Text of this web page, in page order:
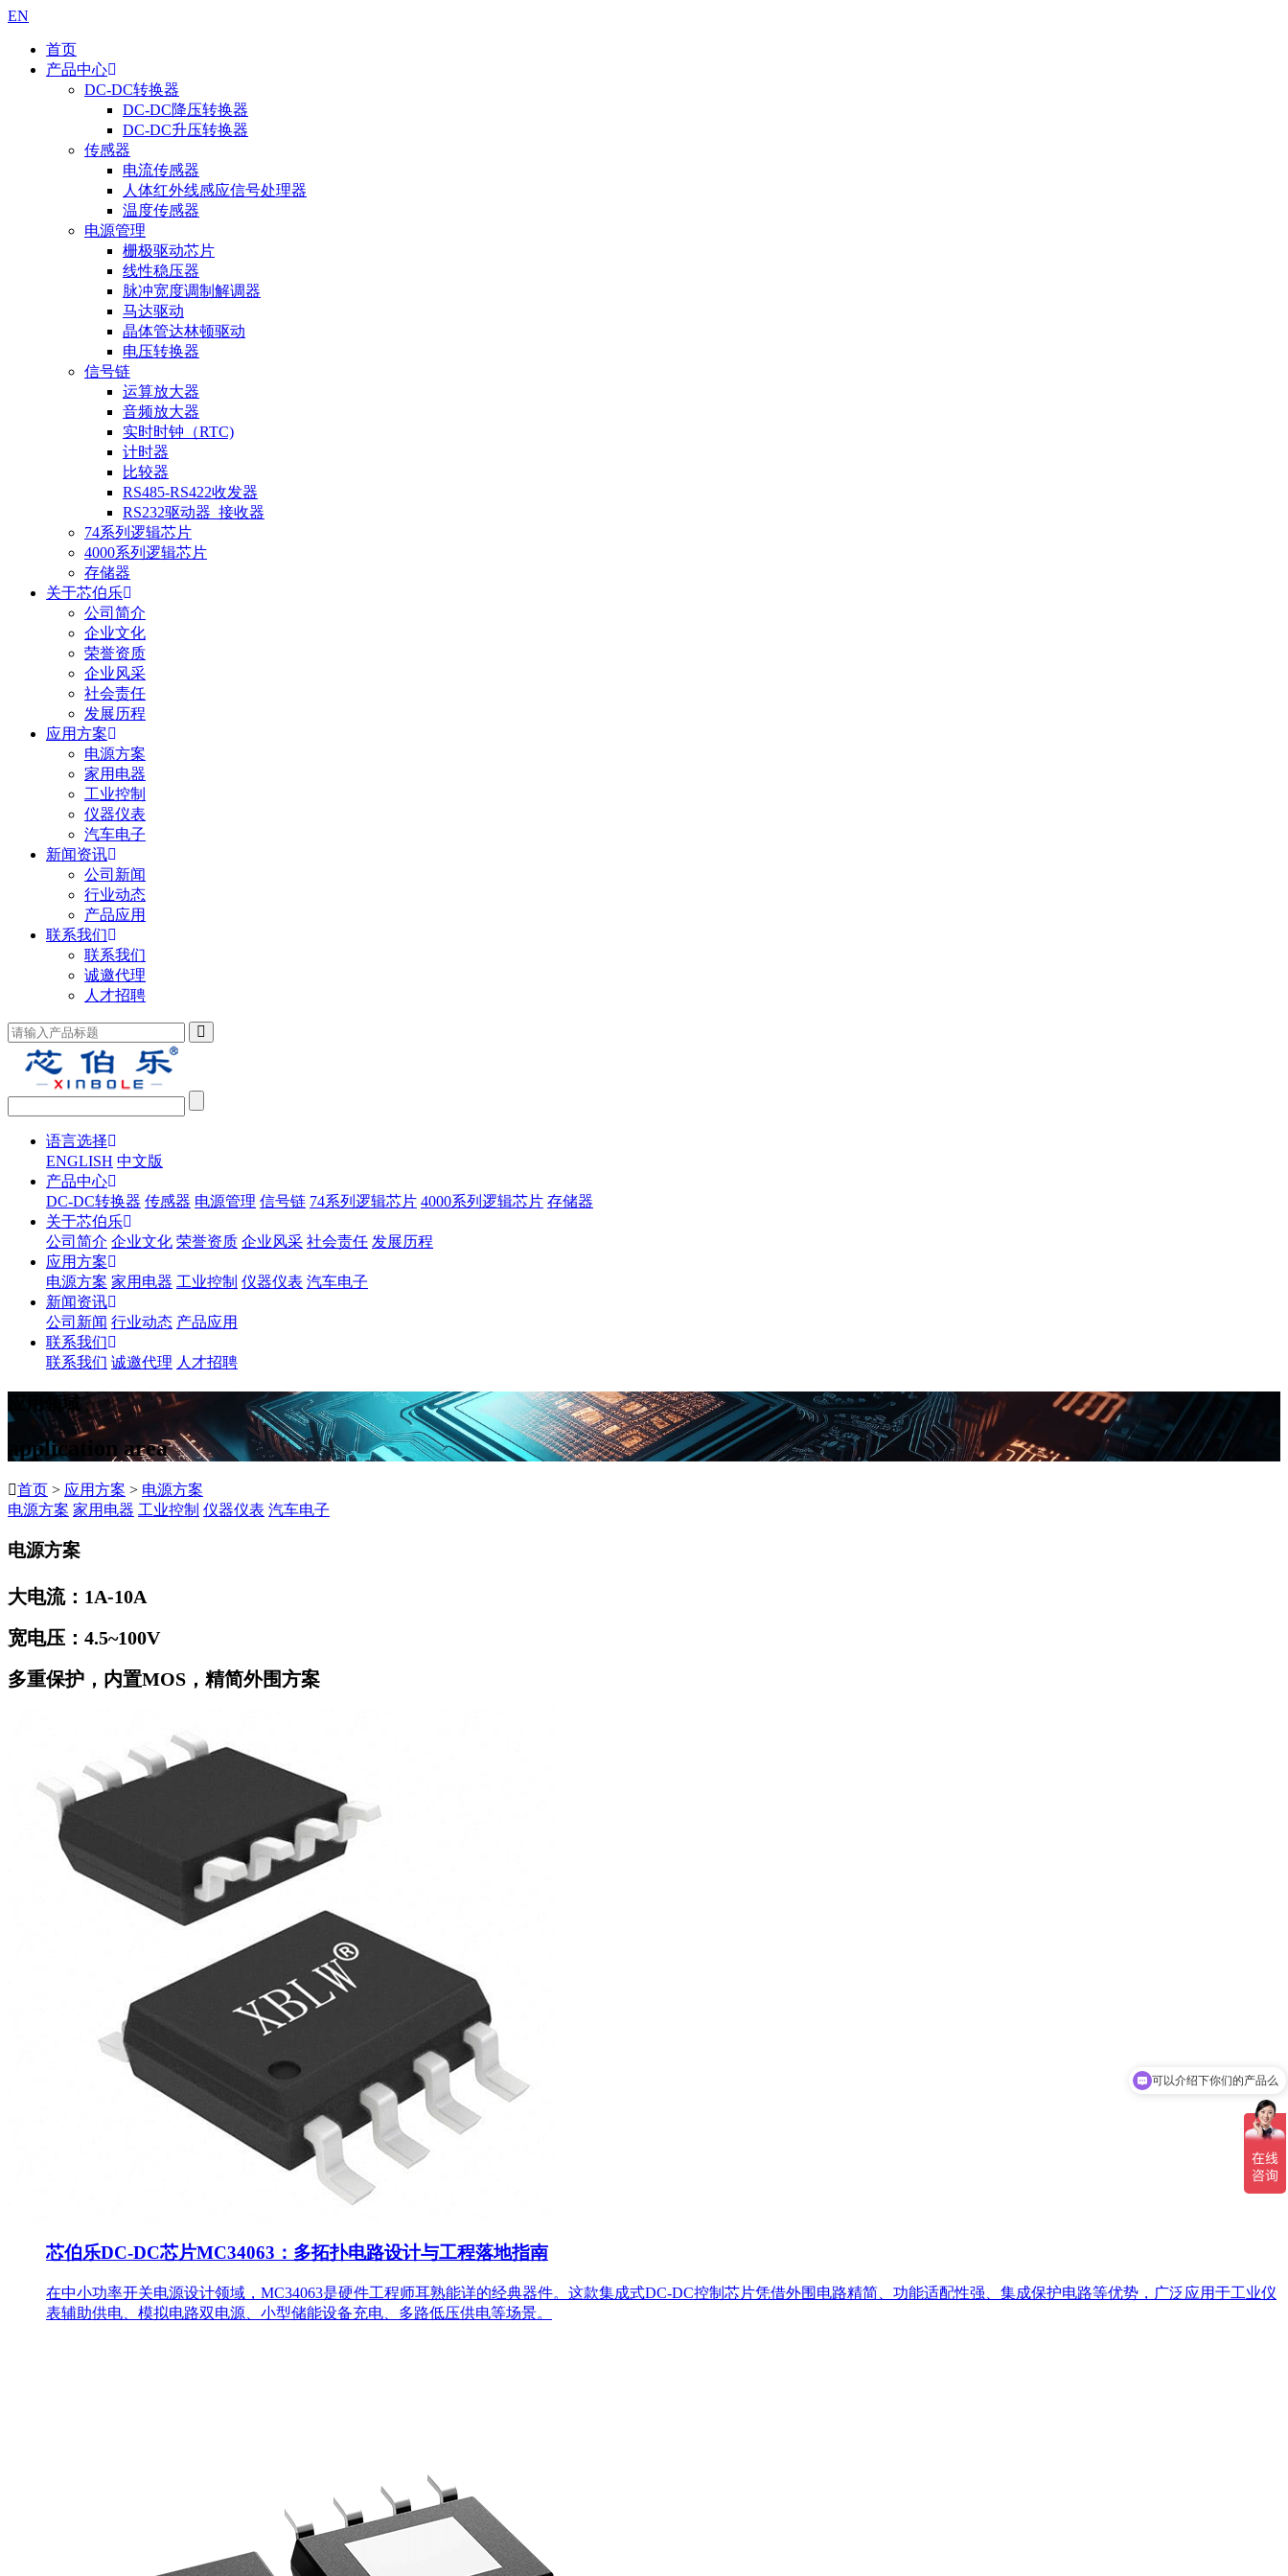
EN
首页
产品中心
DC-DC转换器
DC-DC降压转换器
DC-DC升压转换器
传感器
电流传感器
人体红外线感应信号处理器
温度传感器
电源管理
栅极驱动芯片
线性稳压器
脉冲宽度调制解调器
马达驱动
晶体管达林顿驱动
电压转换器
信号链
运算放大器
音频放大器
实时时钟（RTC)
计时器
比较器
RS485-RS422收发器
RS232驱动器_接收器
74系列逻辑芯片
4000系列逻辑芯片
存储器
关于芯伯乐
公司简介
企业文化
荣誉资质
企业风采
社会责任
发展历程
应用方案
电源方案
家用电器
工业控制
仪器仪表
汽车电子
新闻资讯
公司新闻
行业动态
产品应用
联系我们
联系我们
诚邀代理
人才招聘
语言选择
ENGLISH 中文版
产品中心
DC-DC转换器 传感器 电源管理 信号链 74系列逻辑芯片 4000系列逻辑芯片 存储器
关于芯伯乐
公司简介 企业文化 荣誉资质 企业风采 社会责任 发展历程
应用方案
电源方案 家用电器 工业控制 仪器仪表 汽车电子
新闻资讯
公司新闻 行业动态 产品应用
联系我们
联系我们 诚邀代理 人才招聘
应用领域
application area
首页 > 应用方案 > 电源方案
电源方案 家用电器 工业控制 仪器仪表 汽车电子
电源方案
大电流：1A-10A
宽电压：4.5~100V
多重保护，内置MOS，精简外围方案
芯伯乐DC-DC芯片MC34063：多拓扑电路设计与工程落地指南
在中小功率开关电源设计领域，MC34063是硬件工程师耳熟能详的经典器件。这款集成式DC-DC控制芯片凭借外围电路精简、功能适配性强、集成保护电路等优势，广泛应用于工业仪
表辅助供电、模拟电路双电源、小型储能设备充电、多路低压供电等场景。
你们是怎么收费的呢